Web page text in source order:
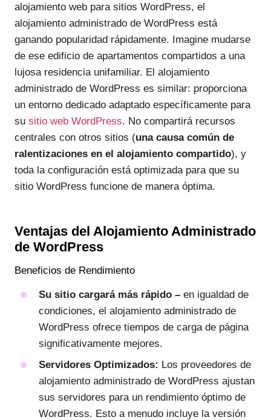
alojamiento web para sitios WordPress, el
alojamiento administrado de WordPress está
ganando popularidad rápidamente. Imagine mudarse
de ese edificio de apartamentos compartidos a una
lujosa residencia unifamiliar. El alojamiento
administrado de WordPress es similar: proporciona
un entorno dedicado adaptado específicamente para
su sitio web WordPress. No compartirá recursos
centrales con otros sitios (una causa común de
ralentizaciones en el alojamiento compartido), y
toda la configuración está optimizada para que su
sitio WordPress funcione de manera óptima.
Ventajas del Alojamiento Administrado
de WordPress
Beneficios de Rendimiento
Su sitio cargará más rápido – en igualdad de
condiciones, el alojamiento administrado de
WordPress ofrece tiempos de carga de página
significativamente mejores.
Servidores Optimizados: Los proveedores de
alojamiento administrado de WordPress ajustan
sus servidores para un rendimiento óptimo de
WordPress. Esto a menudo incluye la versión